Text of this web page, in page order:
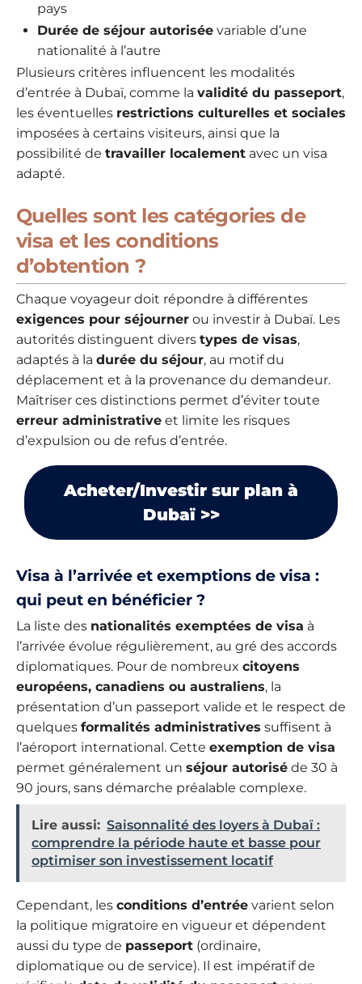
pays
Durée de séjour autoriséevariable d’une
nationalité à l’autre
Plusieurs critères influencent les modalités
d’entrée à Dubaï, comme la validité du passeport,
les éventuelles restrictions culturelles et sociales
imposées à certains visiteurs, ainsi que la
possibilité de travailler localement avec un visa
adapté.
Quelles sont les catégories de
visa et les conditions
d’obtention ?
Chaque voyageur doit répondre à différentes
exigences pour séjourner ou investir à Dubaï. Les
autorités distinguent divers types de visas,
adaptés à la durée du séjour, au motif du
déplacement et à la provenance du demandeur.
Maîtriser ces distinctions permet d’éviter toute
erreur administrative et limite les risques
d’expulsion ou de refus d’entrée.
Acheter/Investir sur plan à
Dubaï >>
Visa à l’arrivée et exemptions de visa :
qui peut en bénéficier ?
La liste des nationalités exemptées de visa à
l’arrivée évolue régulièrement, au gré des accords
diplomatiques. Pour de nombreux citoyens
européens, canadiens ou australiens, la
présentation d’un passeport valide et le respect de
quelques formalités administratives suffisent à
l’aéroport international. Cette exemption de visa
permet généralement un séjour autorisé de 30 à
90 jours, sans démarche préalable complexe.
Lire aussi: Saisonnalité des loyers à Dubaï :
comprendre la période haute et basse pour
optimiser son investissement locatif
Cependant, les conditions d’entrée varient selon
la politique migratoire en vigueur et dépendent
aussi du type de passeport (ordinaire,
diplomatique ou de service). Il est impératif de